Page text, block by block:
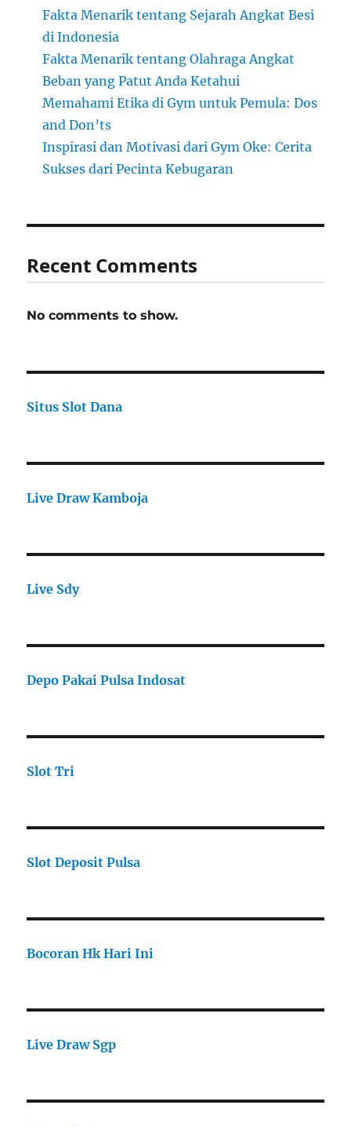
Fakta Menarik tentang Sejarah Angkat Besi
di Indonesia
Fakta Menarik tentang Olahraga Angkat
Beban yang Patut Anda Ketahui
Memahami Etika di Gym untuk Pemula: Dos
and Don’ts
Inspirasi dan Motivasi dari Gym Oke: Cerita
Sukses dari Pecinta Kebugaran
Recent Comments
No comments to show.
Situs Slot Dana
Live Draw Kamboja
Live Sdy
Depo Pakai Pulsa Indosat
Slot Tri
Slot Deposit Pulsa
Bocoran Hk Hari Ini
Live Draw Sgp